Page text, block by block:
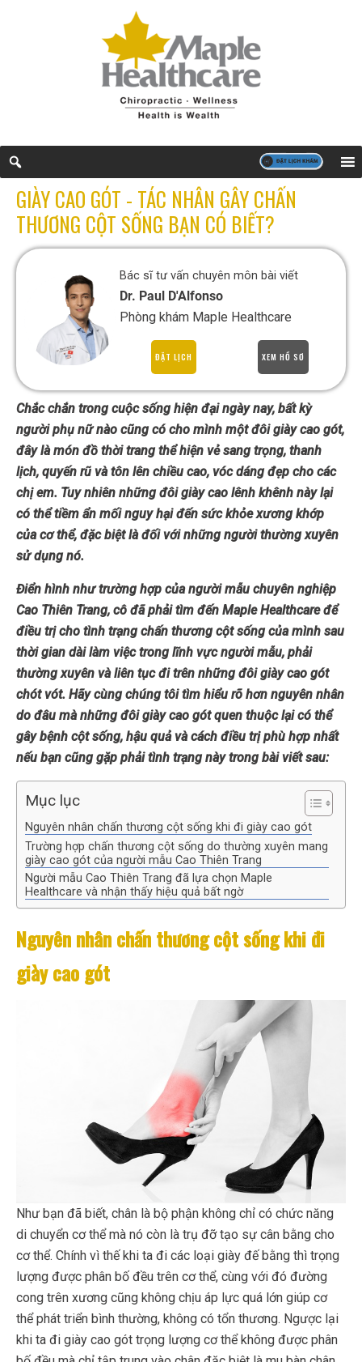
GIÀY CAO GÓT - TÁC NHÂN GÂY CHẤN
THƯƠNG CỘT SỐNG BẠN CÓ BIẾT?
Bác sĩ tư vấn chuyên môn bài viết
Dr. Paul D'Alfonso
Phòng khám Maple Healthcare
ĐẶT LỊCH XEM HỒ SƠ
Chắc chắn trong cuộc sống hiện đại ngày nay, bất kỳ
người phụ nữ nào cũng có cho mình một đôi giày cao gót,
đây là món đồ thời trang thể hiện vẻ sang trọng, thanh
lịch, quyến rũ và tôn lên chiều cao, vóc dáng đẹp cho các
chị em. Tuy nhiên những đôi giày cao lênh khênh này lại
có thể tiềm ẩn mối nguy hại đến sức khỏe xương khớp
của cơ thể, đặc biệt là đối với những người thường xuyên
sử dụng nó.
Điển hình như trường hợp của người mẫu chuyên nghiệp
Cao Thiên Trang, cô đã phải tìm đến Maple Healthcare để
điều trị cho tình trạng chấn thương cột sống của mình sau
thời gian dài làm việc trong lĩnh vực người mẫu, phải
thường xuyên và liên tục đi trên những đôi giày cao gót
chót vót. Hãy cùng chúng tôi tìm hiểu rõ hơn nguyên nhân
do đâu mà những đôi giày cao gót quen thuộc lại có thể
gây bệnh cột sống, hậu quả và cách điều trị phù hợp nhất
nếu bạn cũng gặp phải tình trạng này trong bài viết sau:
Mục lục
Nguyên nhân chấn thương cột sống khi đi giày cao gót
Trường hợp chấn thương cột sống do thường xuyên mang
giày cao gót của người mẫu Cao Thiên Trang
Người mẫu Cao Thiên Trang đã lựa chọn Maple
Healthcare và nhận thấy hiệu quả bất ngờ
Nguyên nhân chấn thương cột sống khi đi
giày cao gót
Như bạn đã biết, chân là bộ phận không chỉ có chức năng
di chuyển cơ thể mà nó còn là trụ đỡ tạo sự cân bằng cho
cơ thể. Chính vì thế khi ta đi các loại giày đế bằng thì trọng
lượng được phân bố đều trên cơ thể, cùng với đó đường
cong trên xương cũng không chịu áp lực quá lớn giúp cơ
thể phát triển bình thường, không có tổn thương. Ngược lại
khi ta đi giày cao gót trọng lượng cơ thể không được phân